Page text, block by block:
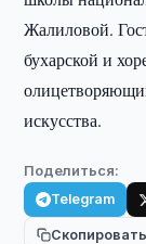
Жалиловой.
бухарской и
искусства.
Поделиться:
Telegram